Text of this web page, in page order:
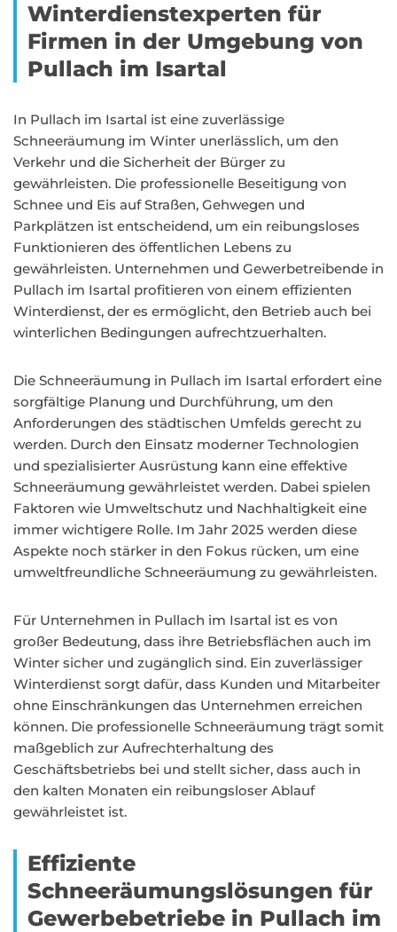
Winterdienstexperten für
Firmen in der Umgebung von
Pullach im Isartal
In Pullach im Isartal ist eine zuverlässige
Schneeräumung im Winter unerlässlich, um den
Verkehr und die Sicherheit der Bürger zu
gewährleisten. Die professionelle Beseitigung von
Schnee und Eis auf Straßen, Gehwegen und
Parkplätzen ist entscheidend, um ein reibungsloses
Funktionieren des öffentlichen Lebens zu
gewährleisten. Unternehmen und Gewerbetreibende in
Pullach im Isartal profitieren von einem effizienten
Winterdienst, der es ermöglicht, den Betrieb auch bei
winterlichen Bedingungen aufrechtzuerhalten.
Die Schneeräumung in Pullach im Isartal erfordert eine
sorgfältige Planung und Durchführung, um den
Anforderungen des städtischen Umfelds gerecht zu
werden. Durch den Einsatz moderner Technologien
und spezialisierter Ausrüstung kann eine effektive
Schneeräumung gewährleistet werden. Dabei spielen
Faktoren wie Umweltschutz und Nachhaltigkeit eine
immer wichtigere Rolle. Im Jahr 2025 werden diese
Aspekte noch stärker in den Fokus rücken, um eine
umweltfreundliche Schneeräumung zu gewährleisten.
Für Unternehmen in Pullach im Isartal ist es von
großer Bedeutung, dass ihre Betriebsflächen auch im
Winter sicher und zugänglich sind. Ein zuverlässiger
Winterdienst sorgt dafür, dass Kunden und Mitarbeiter
ohne Einschränkungen das Unternehmen erreichen
können. Die professionelle Schneeräumung trägt somit
maßgeblich zur Aufrechterhaltung des
Geschäftsbetriebs bei und stellt sicher, dass auch in
den kalten Monaten ein reibungsloser Ablauf
gewährleistet ist.
Effiziente
Schneeräumungslösungen für
Gewerbebetriebe in Pullach im